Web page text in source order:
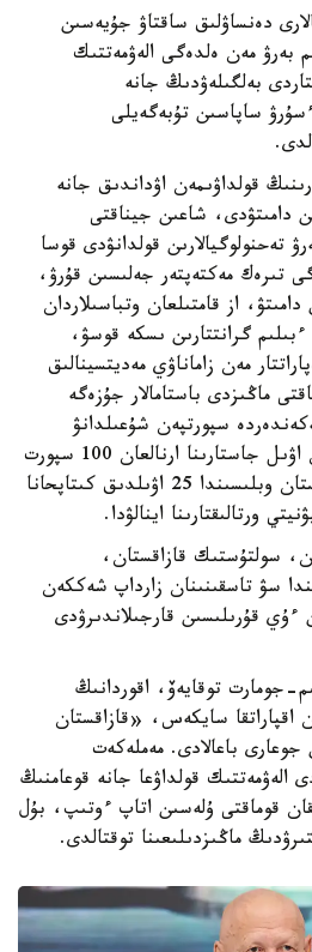
دەنساۋلىق ساقتاۋ جۇيەسىن
بەرۋ مەن ەلدەگى الەۋمەتتىك
بەلگىلەۋدىڭ جانە
ساپاسىن تۇبەگەيلى
قولداۋىمەن اۋداندىق جانە
دامىتۋدى، شاعىن جيناقتى
تەحنولوگيالارىن قولدانۋدى قوسا
تىرەك مەكتەپتەر جەلىسىن قۇرۋ،
از قامتىلعان وتباسىلاردان
گرانتتارىن ىسكە قوسۋ،
مەن زاماناۋي مەديتسينالىق
ماڭىزدى باستامالار جۇزەگە
سپورتپەن شۇعىلدانۋ
ءۇشىن قوردىڭ قولداۋىمەن اۋىل جاستارىنا ارنالعان 100 سپورت
زالى اشىلدى. باتىس قازاقستان وبلىسىندا 25 اۋىلدىق كىتاپحانا
ورتالىقتارىنا اينالۋدا.
سولتۇستىك قازاقستان،
سۋ تاسقىنىنان زارداپ شەككەن
ءۇي قۇرىلىسىن قارجىلاندىرۋدى
جومارت توقايەۆ، اقوردانىڭ
اقپاراتقا سايكەس، «قازاقستان
باعالادى. مەملەكەت
الەۋمەتتىك قولداۋعا جانە قوعامنىڭ
قوماقتى ۇلەسىن اتاپ ءوتىپ، بۇل
ماڭىزدىلىعىنا توقتالدى.